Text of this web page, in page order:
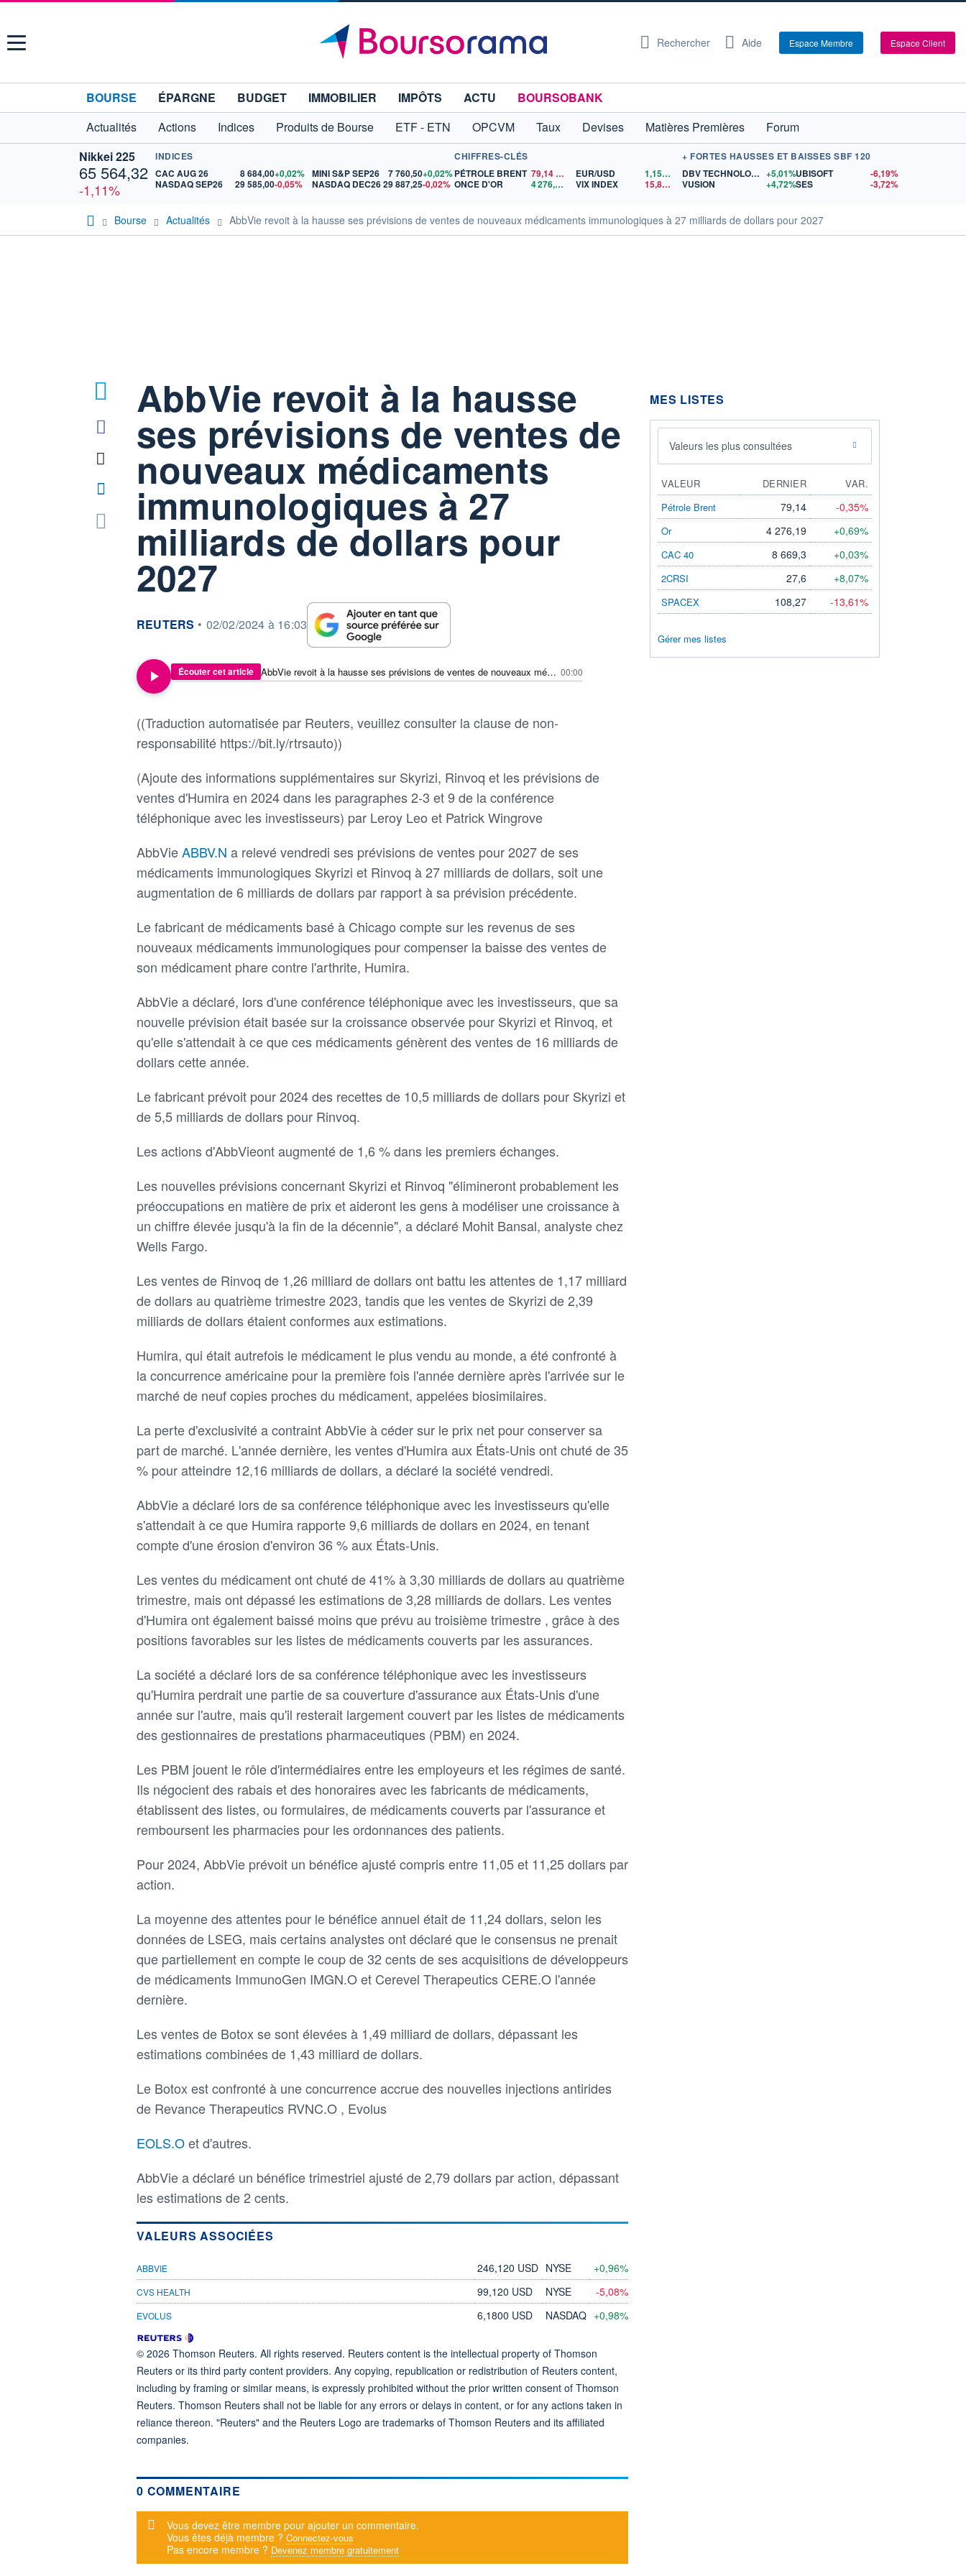
Menu Rechercher Aide Espace Membre Espace Client
BOURSE ÉPARGNE BUDGET IMMOBILIER IMPÔTS ACTU
BOURSOBANK
Actualités
Actions Indices Produits de Bourse ETF - ETN OPCVM Taux Devises Matières Premières
Forum
Nikkei 225
65 564,32
-1,11%
INDICES
CAC AUG 26
8 684,00+0,02%
NASDAQ SEP26
29 585,00-0,05%
MINI S&P SEP26 7 760,50+0,02%
NASDAQ DEC2629 887,25-0,02%
CHIFFRES-CLÉS
PÉTROLE BRENT 79,14
ONCE D'OR
4 276,19 $US
EUR/USD 1,1557
$US
VIX INDEX
15,81$US
+ FORTES HAUSSES ET BAISSES SBF 120
DBV TECHNOLOGIES +5,01%
VUSION
+4,72%
UBISOFT
-6,19%
SES
-3,72%
Bourse Actualités AbbVie revoit à la hausse ses prévisions de ventes de nouveaux médicaments immunologiques à 27 milliards de dollars pour 2027
AbbVie revoit à la hausse
ses prévisions de ventes de
nouveaux médicaments
immunologiques à 27
milliards de dollars pour
2027
information fournie par
REUTERS • 02/02/2024 à 16:03
Écouter cet article AbbVie revoit à la hausse ses prévisions de ventes de nouveaux médicaments immunologiques à 27 milliards de dollars pour 2027 00:00
((Traduction automatisée par Reuters, veuillez consulter la clause de non-
responsabilité https://bit.ly/rtrsauto))
(Ajoute des informations supplémentaires sur Skyrizi, Rinvoq et les prévisions de
ventes d'Humira en 2024 dans les paragraphes 2-3 et 9 de la conférence
téléphonique avec les investisseurs) par Leroy Leo et Patrick Wingrove
AbbVieABBV.N a relevé vendredi ses prévisions de ventes pour 2027 de ses
médicaments immunologiques Skyrizi et Rinvoq à 27 milliards de dollars, soit une
augmentation de 6 milliards de dollars par rapport à sa prévision précédente.
Le fabricant de médicaments basé à Chicago compte sur les revenus de ses
nouveaux médicaments immunologiques pour compenser la baisse des ventes de
son médicament phare contre l'arthrite, Humira.
AbbVie a déclaré, lors d'une conférence téléphonique avec les investisseurs, que sa
nouvelle prévision était basée sur la croissance observée pour Skyrizi et Rinvoq, et
qu'elle s'attendait à ce que ces médicaments génèrent des ventes de 16 milliards de
dollars cette année.
Le fabricant prévoit pour 2024 des recettes de 10,5 milliards de dollars pour Skyrizi et
de 5,5 milliards de dollars pour Rinvoq.
Les actions d'AbbVieont augmenté de 1,6 % dans les premiers échanges.
Les nouvelles prévisions concernant Skyrizi et Rinvoq "élimineront probablement les
préoccupations en matière de prix et aideront les gens à modéliser une croissance à
un chiffre élevée jusqu'à la fin de la décennie", a déclaré Mohit Bansal, analyste chez
Wells Fargo.
Les ventes de Rinvoq de 1,26 milliard de dollars ont battu les attentes de 1,17 milliard
de dollars au quatrième trimestre 2023, tandis que les ventes de Skyrizi de 2,39
milliards de dollars étaient conformes aux estimations.
Humira, qui était autrefois le médicament le plus vendu au monde, a été confronté à
la concurrence américaine pour la première fois l'année dernière après l'arrivée sur le
marché de neuf copies proches du médicament, appelées biosimilaires.
La perte d'exclusivité a contraint AbbVie à céder sur le prix net pour conserver sa
part de marché. L'année dernière, les ventes d'Humira aux États-Unis ont chuté de 35
% pour atteindre 12,16 milliards de dollars, a déclaré la société vendredi.
AbbVie a déclaré lors de sa conférence téléphonique avec les investisseurs qu'elle
s'attendait à ce que Humira rapporte 9,6 milliards de dollars en 2024, en tenant
compte d'une érosion d'environ 36 % aux États-Unis.
Les ventes du médicament ont chuté de 41% à 3,30 milliards de dollars au quatrième
trimestre, mais ont dépassé les estimations de 3,28 milliards de dollars. Les ventes
d'Humira ont également baissé moins que prévu au troisième trimestre , grâce à des
positions favorables sur les listes de médicaments couverts par les assurances.
La société a déclaré lors de sa conférence téléphonique avec les investisseurs
qu'Humira perdrait une partie de sa couverture d'assurance aux États-Unis d'une
année sur l'autre, mais qu'il resterait largement couvert par les listes de médicaments
des gestionnaires de prestations pharmaceutiques (PBM) en 2024.
Les PBM jouent le rôle d'intermédiaires entre les employeurs et les régimes de santé.
Ils négocient des rabais et des honoraires avec les fabricants de médicaments,
établissent des listes, ou formulaires, de médicaments couverts par l'assurance et
remboursent les pharmacies pour les ordonnances des patients.
Pour 2024, AbbVie prévoit un bénéfice ajusté compris entre 11,05 et 11,25 dollars par
action.
La moyenne des attentes pour le bénéfice annuel était de 11,24 dollars, selon les
données de LSEG, mais certains analystes ont déclaré que le consensus ne prenait
que partiellement en compte le coup de 32 cents de ses acquisitions de développeurs
de médicaments ImmunoGen IMGN.O et Cerevel Therapeutics CERE.O l'année
dernière.
Les ventes de Botox se sont élevées à 1,49 milliard de dollars, dépassant les
estimations combinées de 1,43 milliard de dollars.
Le Botox est confronté à une concurrence accrue des nouvelles injections antirides
de Revance Therapeutics RVNC.O , Evolus
EOLS.Oet d'autres.
AbbVie a déclaré un bénéfice trimestriel ajusté de 2,79 dollars par action, dépassant
les estimations de 2 cents.
VALEURS ASSOCIÉES
ABBVIE 246,120 USD NYSE +0,96%
CVS HEALTH 99,120 USD NYSE -5,08%
EVOLUS 6,1800 USD NASDAQ +0,98%
© 2026 Thomson Reuters. All rights reserved. Reuters content is the intellectual property of Thomson
Reuters or its third party content providers. Any copying, republication or redistribution of Reuters content,
including by framing or similar means, is expressly prohibited without the prior written consent of Thomson
Reuters. Thomson Reuters shall not be liable for any errors or delays in content, or for any actions taken in
reliance thereon. "Reuters" and the Reuters Logo are trademarks of Thomson Reuters and its affiliated
companies.
0 COMMENTAIRE
Message d'alerte
Vous devez être membre pour ajouter un commentaire.
Vous êtes déjà membre ? Connectez-vous
Pas encore membre ? Devenez membre gratuitement
MES LISTES
Valeurs les plus consultées
VALEUR DERNIER
VAR.
Pétrole Brent
79,14 -0,35%
Or 4 276,19 +0,69%
CAC 40 8 669,3 +0,03%
2CRSI 27,6 +8,07%
SPACEX 108,27 -13,61%
Gérer mes listes